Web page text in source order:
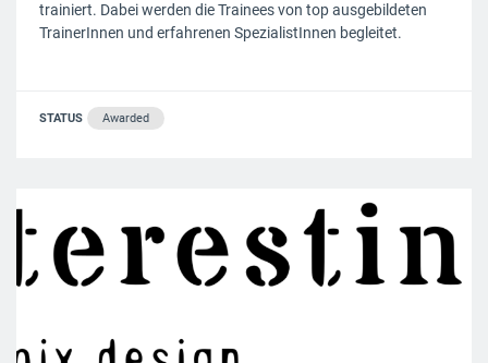
trainiert. Dabei werden die Trainees von top ausgebildeten
TrainerInnen und erfahrenen SpezialistInnen begleitet.
STATUS Awarded